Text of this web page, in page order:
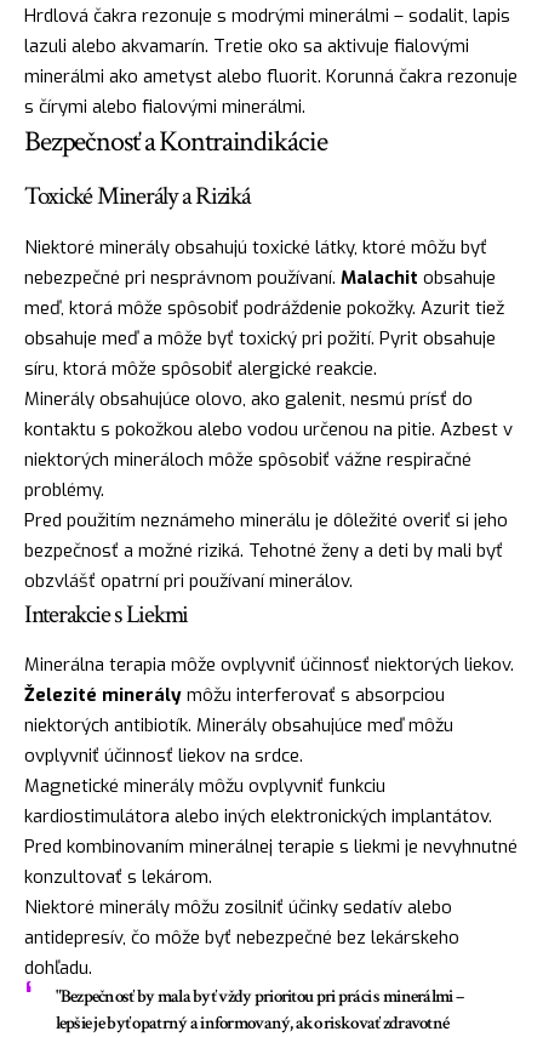
Hrdlová čakra rezonuje s modrými minerálmi – sodalit, lapis
lazuli alebo akvamarín. Tretie oko sa aktivuje fialovými
minerálmi ako ametyst alebo fluorit. Korunná čakra rezonuje
s čírymi alebo fialovými minerálmi.
Bezpečnosť a Kontraindikácie
Toxické Minerály a Riziká
Niektoré minerály obsahujú toxické látky, ktoré môžu byť
nebezpečné pri nesprávnom používaní. Malachit obsahuje
meď, ktorá môže spôsobiť podráždenie pokožky. Azurit tiež
obsahuje meď a môže byť toxický pri požití. Pyrit obsahuje
síru, ktorá môže spôsobiť alergické reakcie.
Minerály obsahujúce olovo, ako galenit, nesmú prísť do
kontaktu s pokožkou alebo vodou určenou na pitie. Azbest v
niektorých mineráloch môže spôsobiť vážne respiračné
problémy.
Pred použitím neznámeho minerálu je dôležité overiť si jeho
bezpečnosť a možné riziká. Tehotné ženy a deti by mali byť
obzvlášť opatrní pri používaní minerálov.
Interakcie s Liekmi
Minerálna terapia môže ovplyvniť účinnosť niektorých liekov.
Železité minerály môžu interferovať s absorpciou
niektorých antibiotík. Minerály obsahujúce meď môžu
ovplyvniť účinnosť liekov na srdce.
Magnetické minerály môžu ovplyvniť funkciu
kardiostimulátora alebo iných elektronických implantátov.
Pred kombinovaním minerálnej terapie s liekmi je nevyhnutné
konzultovať s lekárom.
Niektoré minerály môžu zosilniť účinky sedatív alebo
antidepresív, čo môže byť nebezpečné bez lekárskeho
dohľadu.
"Bezpečnosť by mala byť vždy prioritou pri práci s minerálmi –
lepšie je byť opatrný a informovaný, ako riskovať zdravotné